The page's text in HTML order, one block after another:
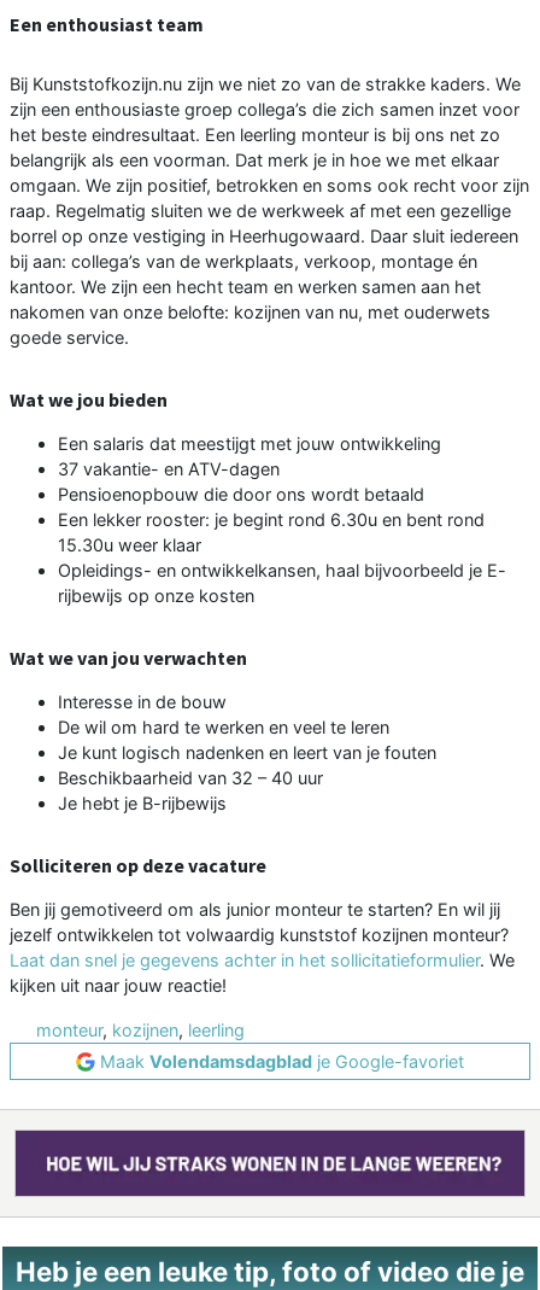
Een enthousiast team
Bij Kunststofkozijn.nu zijn we niet zo van de strakke kaders. We
zijn een enthousiaste groep collega’s die zich samen inzet voor
het beste eindresultaat. Een leerling monteur is bij ons net zo
belangrijk als een voorman. Dat merk je in hoe we met elkaar
omgaan. We zijn positief, betrokken en soms ook recht voor zijn
raap. Regelmatig sluiten we de werkweek af met een gezellige
borrel op onze vestiging in Heerhugowaard. Daar sluit iedereen
bij aan: collega’s van de werkplaats, verkoop, montage én
kantoor. We zijn een hecht team en werken samen aan het
nakomen van onze belofte: kozijnen van nu, met ouderwets
goede service.
Wat we jou bieden
Een salaris dat meestijgt met jouw ontwikkeling
37 vakantie- en ATV-dagen
Pensioenopbouw die door ons wordt betaald
Een lekker rooster: je begint rond 6.30u en bent rond
15.30u weer klaar
Opleidings- en ontwikkelkansen, haal bijvoorbeeld je E-
rijbewijs op onze kosten
Wat we van jou verwachten
Interesse in de bouw
De wil om hard te werken en veel te leren
Je kunt logisch nadenken en leert van je fouten
Beschikbaarheid van 32 – 40 uur
Je hebt je B-rijbewijs
Solliciteren op deze vacature
Ben jij gemotiveerd om als junior monteur te starten? En wil jij
jezelf ontwikkelen tot volwaardig kunststof kozijnen monteur?
Laat dan snel je gegevens achter in het sollicitatieformulier. We
kijken uit naar jouw reactie!
monteur, kozijnen, leerling
Maak Volendamsdagblad je Google-favoriet
Heb je een leuke tip, foto of video die je